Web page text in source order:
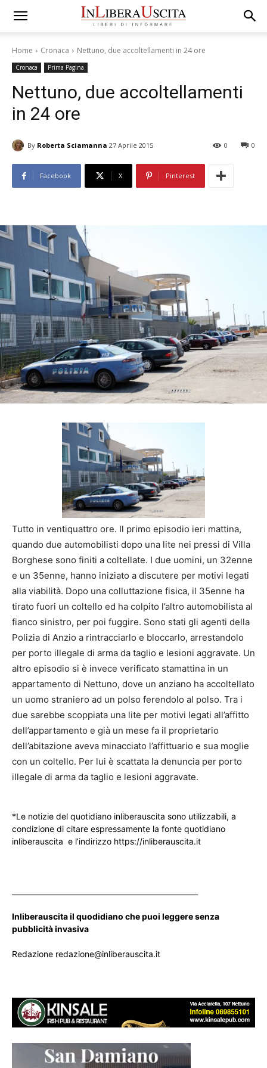
Home Cronaca Nettuno, due accoltellamenti in 24 ore
Cronaca Prima Pagina
Nettuno, due accoltellamenti
in 24 ore
By Roberta Sciamanna 27 Aprile 2015 0
0
Facebook X Pinterest
Tutto in ventiquattro ore. Il primo episodio ieri mattina,
quando due automobilisti dopo una lite nei pressi di Villa
Borghese sono finiti a coltellate. I due uomini, un 32enne
e un 35enne, hanno iniziato a discutere per motivi legati
alla viabilità. Dopo una colluttazione fisica, il 35enne ha
tirato fuori un coltello ed ha colpito l’altro automobilista al
fianco sinistro, per poi fuggire. Sono stati gli agenti della
Polizia di Anzio a rintracciarlo e bloccarlo, arrestandolo
per porto illegale di arma da taglio e lesioni aggravate. Un
altro episodio si è invece verificato stamattina in un
appartamento di Nettuno, dove un anziano ha accoltellato
un uomo straniero ad un polso ferendolo al polso. Tra i
due sarebbe scoppiata una lite per motivi legati all’affitto
dell’appartamento e già un mese fa il proprietario
dell’abitazione aveva minacciato l’affittuario e sua moglie
con un coltello. Per lui è scattata la denuncia per porto
illegale di arma da taglio e lesioni aggravate.
*Le notizie del quotidiano inliberauscita sono utilizzabili, a
condizione di citare espressamente la fonte quotidiano
inliberauscita e l’indirizzo https://inliberauscita.it
Inliberauscita il quodidiano che puoi leggere senza
pubblicità invasiva
Redazione redazione@inliberauscita.it